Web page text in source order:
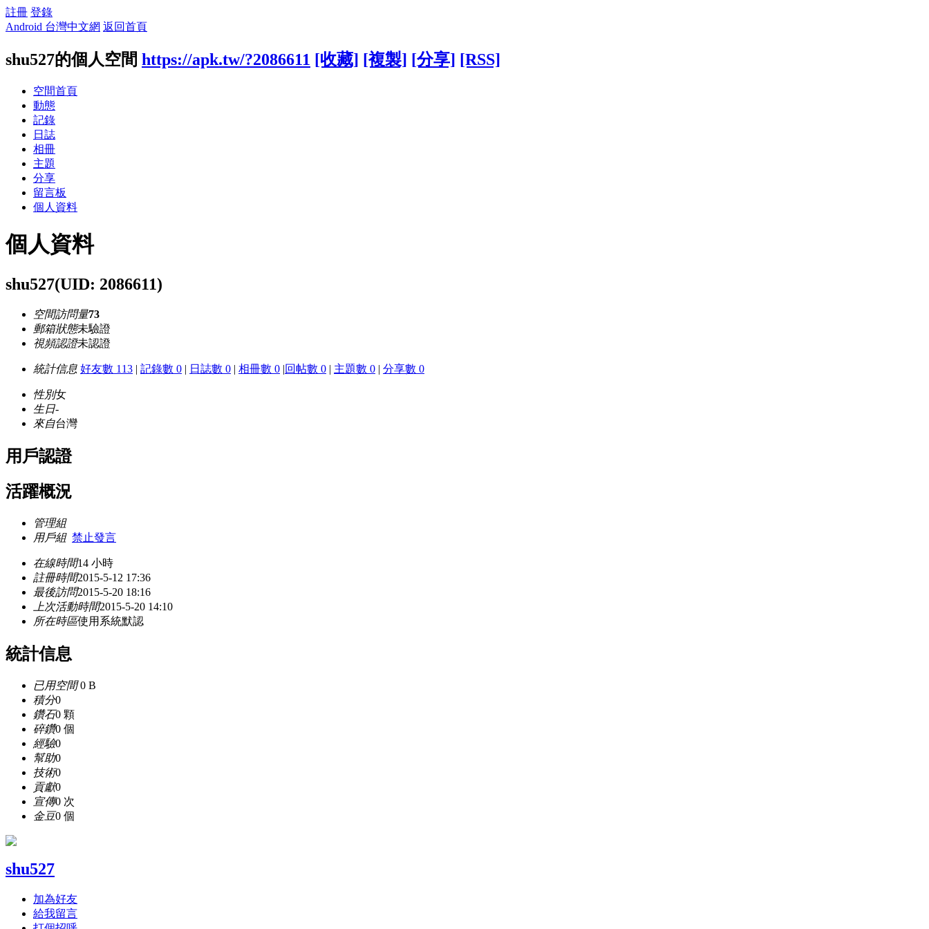
註冊 登錄
Android 台灣中文網 返回首頁
shu527的個人空間 https://apk.tw/?2086611 [收藏] [複製] [分享] [RSS]
空間首頁
動態
記錄
日誌
相冊
主題
分享
留言板
個人資料
個人資料
shu527(UID: 2086611)
空間訪問量73
郵箱狀態未驗證
視頻認證未認證
統計信息 好友數 113 | 記錄數 0 | 日誌數 0 | 相冊數 0 |回帖數 0 | 主題數 0 | 分享數 0
性別女
生日-
來自台灣
用戶認證
活躍概況
管理組
用戶組 禁止發言
在線時間14 小時
註冊時間2015-5-12 17:36
最後訪問2015-5-20 18:16
上次活動時間2015-5-20 14:10
所在時區使用系統默認
統計信息
已用空間0 B
積分0
鑽石0 顆
碎鑽0 個
經驗0
幫助0
技術0
貢獻0
宣傳0 次
金豆0 個
shu527
加為好友
給我留言